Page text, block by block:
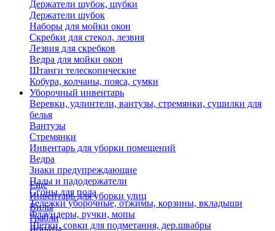
Держатели шубок, шубки
Держатели шубок
Наборы для мойки окон
Скребки для стекол, лезвия
Лезвия для скребков
Ведра для мойки окон
Штанги телескопические
Кобура, колчаны, пояса, сумки
Уборочный инвентарь
Веревки, удлинтели, вантузы, стремянки, сушилки для
белья
Вантузы
Стремянки
Инвентарь для уборки помещений
Ведра
Знаки предупреждающие
Пады и падодержатели
Сгоны для пола
Тележки уборочные, отжимы, корзины, вкладыши
Флаундеры, ручки, мопы
Щетки, совки для подметания, дер.швабры
Еще
Инвентарь для уборки улиц
Вилы
Грабли
Лопаты